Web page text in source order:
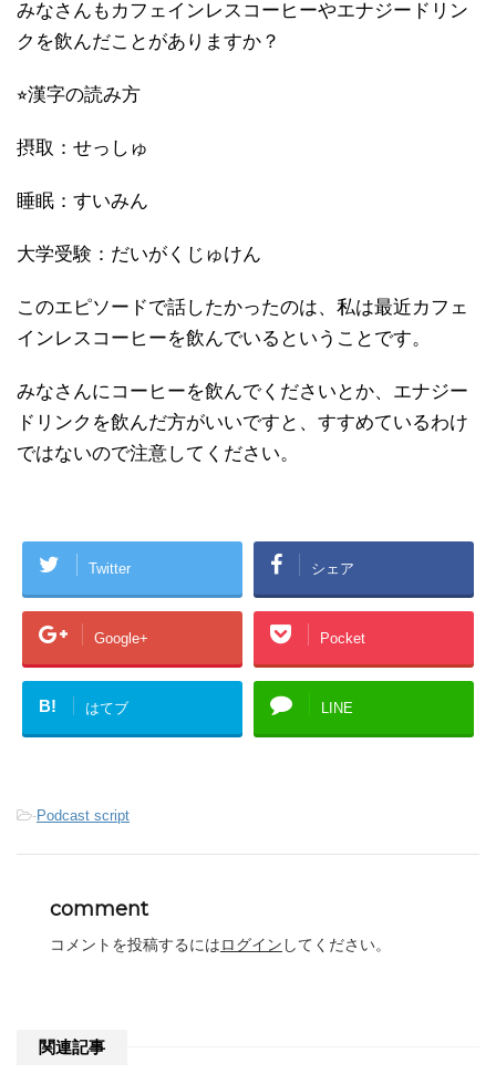
みなさんもカフェインレスコーヒーやエナジードリン
クを飲んだことがありますか？
⭐︎漢字の読み方
摂取：せっしゅ
睡眠：すいみん
大学受験：だいがくじゅけん
このエピソードで話したかったのは、私は最近カフェ
インレスコーヒーを飲んでいるということです。
みなさんにコーヒーを飲んでくださいとか、エナジー
ドリンクを飲んだ方がいいですと、すすめているわけ
ではないので注意してください。
Twitter シェア
Google+ Pocket
B! はてブ LINE
-Podcast script
comment
コメントを投稿するにはログイン してください。
関連記事